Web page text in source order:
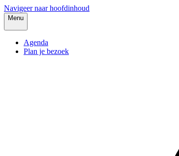
Navigeer naar hoofdinhoud
Menu
Agenda
Plan je bezoek